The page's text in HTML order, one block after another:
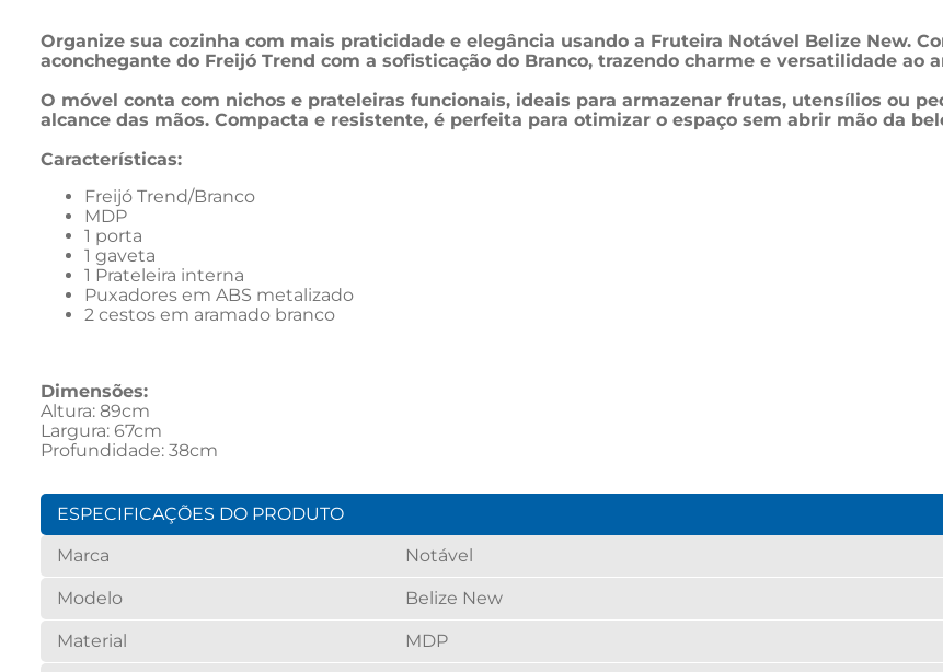
Organize sua cozinha com mais praticidade e elegância usando a Fruteira Notável Belize New.
aconchegante do Freijó Trend com a sofisticação do Branco, trazendo charme e versatilidade ao
O móvel conta com nichos e prateleiras funcionais, ideais para armazenar frutas, utensílios ou
alcance das mãos. Compacta e resistente, é perfeita para otimizar o espaço sem abrir mão da
Características:
Freijó Trend/Branco
MDP
1 porta
1 gaveta
1 Prateleira interna
Puxadores em ABS metalizado
2 cestos em aramado branco
Dimensões:
Altura: 89cm
Largura: 67cm
Profundidade: 38cm
ESPECIFICAÇÕES DO PRODUTO
Marca
Notável
Modelo Belize New
Material MDP